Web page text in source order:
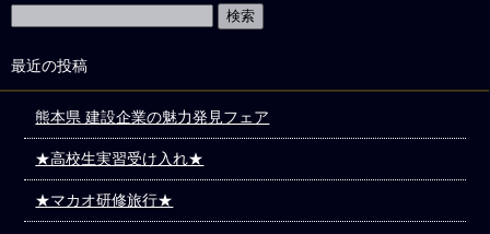
最近の投稿
熊本県 建設企業の魅力発見フェア
★高校生実習受け入れ★
★マカオ研修旅行★